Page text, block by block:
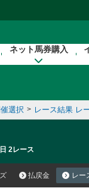
ネット馬券購入
選択 > レース結果 レ
2レース
払戻金 レー